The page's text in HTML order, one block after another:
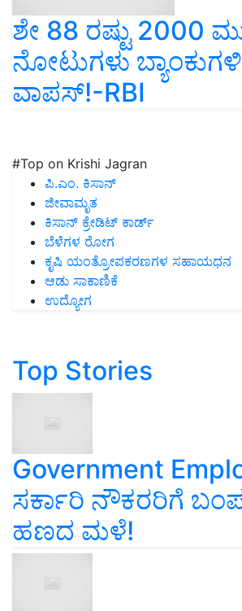
ಶೇ 88 ರಷ್ಟು
ನೋಟುಗಳು
ವಾಪಸ್‌!-RBI
#Top on Krishi Jagran
ಪಿ.ಎಂ. ಕಿಸಾನ್
ಜೀವಾಮೃತ
ಕಿಸಾನ್ ಕ್ರೇಡಿಟ್ ಕಾರ್ಡ್
ಬೆಳೆಗಳ ರೋಗ
ಕೃಷಿ ಯಂತ್ರೋಪಕರಣಗಳ ಸಹಾಯಧನ
ಆಡು ಸಾಕಾಣಿಕೆ
ಉದ್ಯೋಗ
Top Stories
Government
ಸರ್ಕಾರಿ ನೌಕರರಿಗೆ
ಹಣದ ಮಳೆ!